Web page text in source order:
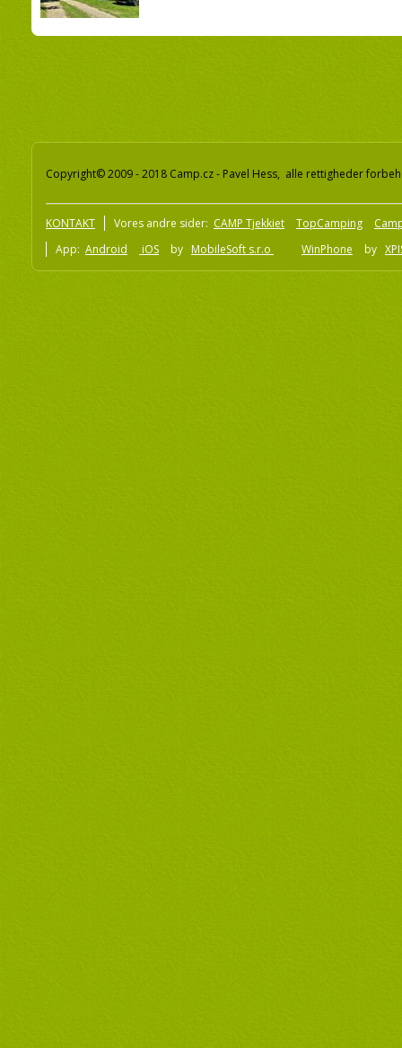
Copyright© 2009 - 2018 Camp.cz - Pavel Hess, alle rettigheder
KONTAKT Vores andre sider: CAMP Tjekkiet TopCamping
App: Android iOS by MobileSoft s.r.o WinPhone by